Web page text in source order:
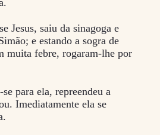
Jesus, saiu da sinagoga e
e estando a sogra de
muita febre, rogaram-lhe por
para ela, repreendeu a
Imediatamente ela se